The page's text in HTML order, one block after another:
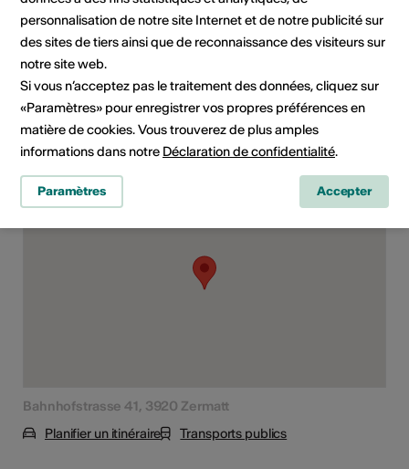
tourisme compétent.
Domaine
Concert
Lieu de l'événement
Bahnhofstrasse 41, 3920 Zermatt
Planifier un itinéraire
Transports publics
personnalisation de notre site Internet et de notre publicité sur
des sites de tiers ainsi que de reconnaissance des visiteurs sur
notre site web.
Si vous n’acceptez pas le traitement des données, cliquez sur
«Paramètres» pour enregistrer vos propres préférences en
matière de cookies. Vous trouverez de plus amples
informations dans notre Déclaration de confidentialité.
Paramètres Accepter